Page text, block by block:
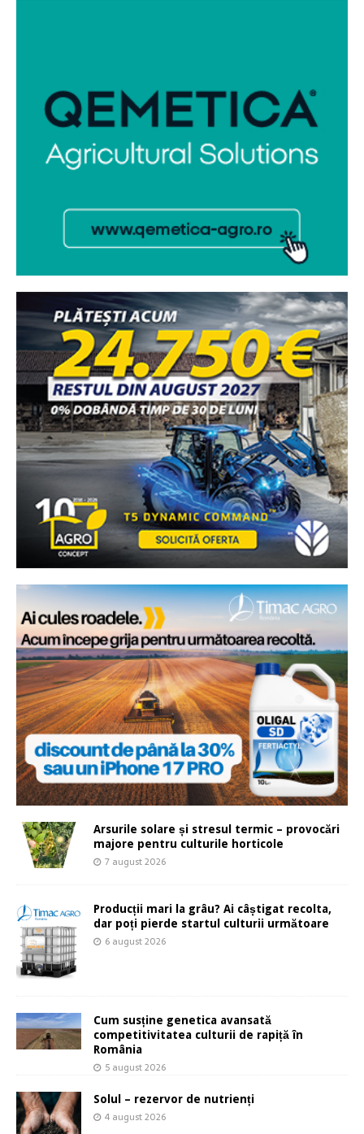
Arsurile solare și stresul termic – provocări
majore pentru culturile horticole
7 august 2026
Producții mari la grâu? Ai câștigat recolta,
dar poți pierde startul culturii următoare
6 august 2026
Cum susține genetica avansată
competitivitatea culturii de rapiță în
România
5 august 2026
Solul – rezervor de nutrienți
4 august 2026